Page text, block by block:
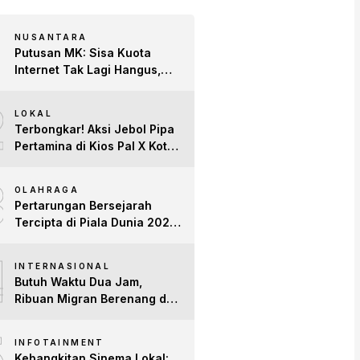
NUSANTARA
Putusan MK: Sisa Kuota
Internet Tak Lagi Hangus,
LOKAL
Terbongkar! Aksi Jebol Pipa
Pertamina di Kios Pal X Kota
OLAHRAGA
Pertarungan Bersejarah
Tercipta di Piala Dunia 2026:
INTERNASIONAL
Butuh Waktu Dua Jam,
Ribuan Migran Berenang dari
INFOTAINMENT